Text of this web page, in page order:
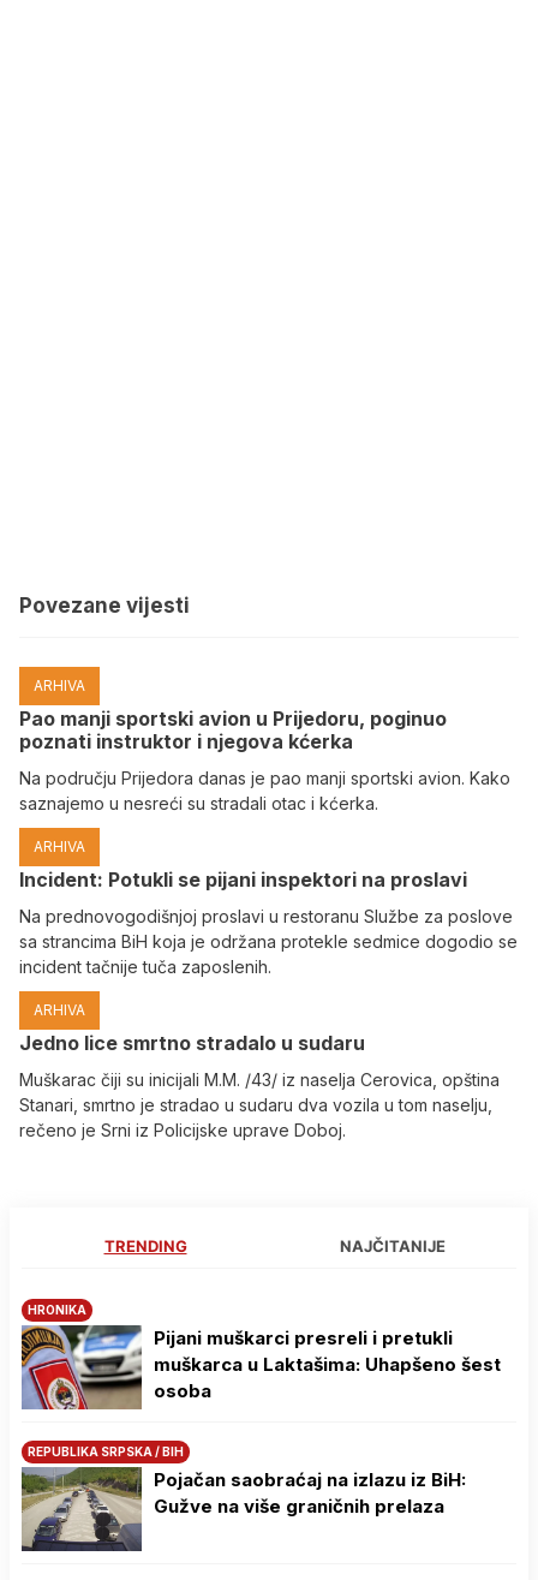
Povezane vijesti
ARHIVA
Pao manji sportski avion u Prijedoru, poginuo
poznati instruktor i njegova kćerka
Na području Prijedora danas je pao manji sportski avion. Kako
saznajemo u nesreći su stradali otac i kćerka.
ARHIVA
Incident: Potukli se pijani inspektori na proslavi
Na prednovogodišnjoj proslavi u restoranu Službe za poslove
sa strancima BiH koja je održana protekle sedmice dogodio se
incident tačnije tuča zaposlenih.
ARHIVA
Јedno lice smrtno stradalo u sudaru
Muškarac čiji su inicijali M.M. /43/ iz naselja Cerovica, opština
Stanari, smrtno je stradao u sudaru dva vozila u tom naselju,
rečeno je Srni iz Policijske uprave Doboj.
TRENDING NAJČITANIJE
HRONIKA
Pijani muškarci presreli i pretukli
muškarca u Laktašima: Uhapšeno šest
osoba
REPUBLIKA SRPSKA / BIH
Pojačan saobraćaj na izlazu iz BiH:
Gužve na više graničnih prelaza